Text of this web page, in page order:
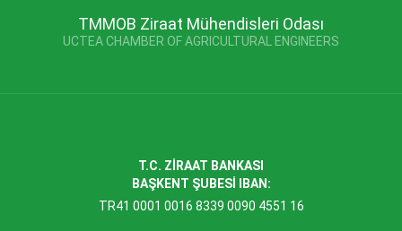
TMMOB Ziraat Mühendisleri Odası
UCTEA CHAMBER OF AGRICULTURAL ENGINEERS
T.C. ZİRAAT BANKASI
BAŞKENT ŞUBESİ IBAN:
TR41 0001 0016 8339 0090 4551 16